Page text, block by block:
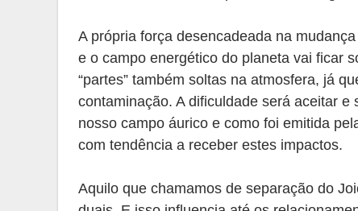
A própria força desencadeada na
e o campo energético do planeta vai ficar
“partes” também soltas na atmosfera, já
contaminação. A dificuldade será aceitar
nosso campo áurico e como foi emitida
com tendência a receber estes impactos.
Aquilo que chamamos de separação do